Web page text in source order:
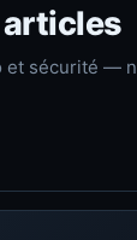
articles
et sécurité —